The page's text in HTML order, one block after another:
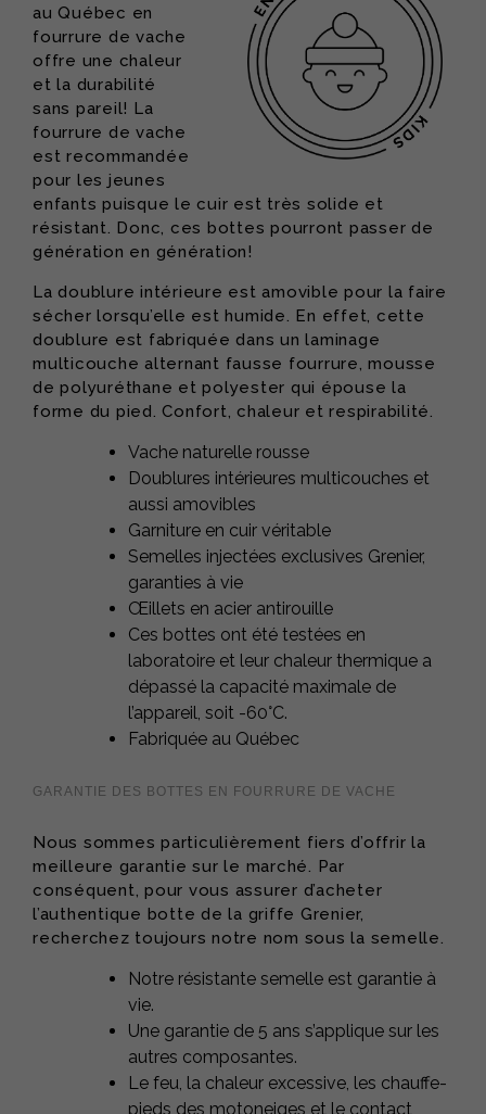
au Québec en
fourrure de vache
offre une chaleur
et la durabilité
sans pareil! La
fourrure de vache
est recommandée
pour les jeunes
enfants puisque le cuir est très solide et
résistant. Donc, ces bottes pourront passer de
génération en génération!
La doublure intérieure est amovible pour la faire
sécher lorsqu’elle est humide. En effet, cette
doublure est fabriquée dans un laminage
multicouche alternant fausse fourrure, mousse
de polyuréthane et polyester qui épouse la
forme du pied. Confort, chaleur et respirabilité.
Vache naturelle rousse
Doublures intérieures multicouches et
aussi amovibles
Garniture en cuir véritable
Semelles injectées exclusives Grenier,
garanties à vie
Œillets en acier antirouille
Ces bottes ont été testées en
laboratoire et leur chaleur thermique a
dépassé la capacité maximale de
l’appareil, soit -60°C.
Fabriquée au Québec
GARANTIE DES BOTTES EN FOURRURE DE VACHE
Nous sommes particulièrement fiers d’offrir la
meilleure garantie sur le marché. Par
conséquent, pour vous assurer d’acheter
l’authentique botte de la griffe Grenier,
recherchez toujours notre nom sous la semelle.
Notre résistante semelle est garantie à
vie.
Une garantie de 5 ans s’applique sur les
autres composantes.
Le feu, la chaleur excessive, les chauffe-
pieds des motoneiges et le contact